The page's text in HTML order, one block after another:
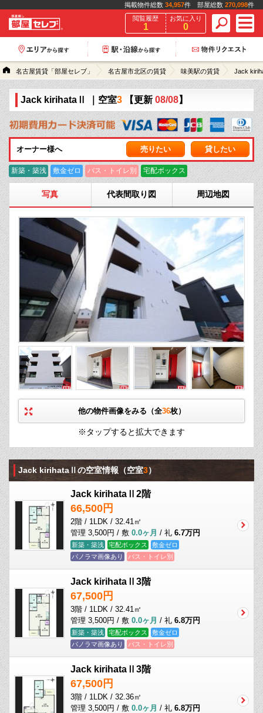
掲載物件総数 34,957件 部屋総数 270,098件
閲覧履歴
1
お気に入り
0
名古屋賃貸「部屋セレブ」 名古屋市北区の賃貸 味美駅の賃貸 Jack
Jack kirihataⅡ ｜空室3 【更新 08/08】
オーナー様へ 売りたい 貸したい
新築・築浅 敷金ゼロ バス・トイレ別 宅配ボックス
写真 代表間取り図 周辺地図
他の物件画像をみる（全36枚）
※タップすると拡大できます
Jack kirihataⅡの空室情報 （空室3）
Jack kirihataⅡ2階
66,500円
2階 / 1LDK / 32.41㎡
管理 3,500円 / 敷 0.0ヶ月 / 礼 6.7万円
新築・築浅 宅配ボックス
敷金ゼロ
パノラマ画像あり
バス・トイレ別
Jack kirihataⅡ3階
67,500円
3階 / 1LDK / 32.41㎡
管理 3,500円 / 敷 0.0ヶ月 / 礼 6.8万円
新築・築浅 宅配ボックス
敷金ゼロ
パノラマ画像あり
バス・トイレ別
Jack kirihataⅡ3階
67,500円
3階 / 1LDK / 32.36㎡
管理 3,500円 / 敷 0.0ヶ月 / 礼 6.8万円